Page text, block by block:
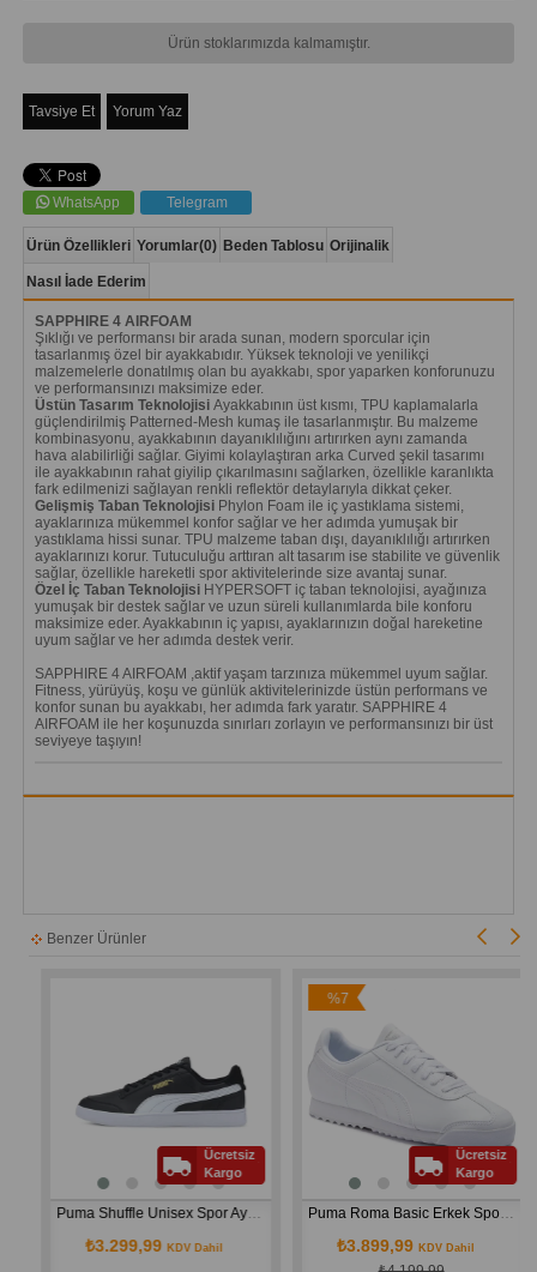
Ürün stoklarımızda kalmamıştır.
Tavsiye Et Yorum Yaz
WhatsApp Telegram
Ürün Özellikleri Yorumlar(0) Beden Tablosu Orijinalik
Nasıl İade Ederim
SAPPHIRE 4 AIRFOAM
Şıklığı ve performansı bir arada sunan, modern sporcular için
tasarlanmış özel bir ayakkabıdır. Yüksek teknoloji ve yenilikçi
malzemelerle donatılmış olan bu ayakkabı, spor yaparken konforunuzu
ve performansınızı maksimize eder.
Üstün Tasarım TeknolojisiAyakkabının üst kısmı, TPU kaplamalarla
güçlendirilmiş Patterned-Mesh kumaş ile tasarlanmıştır. Bu malzeme
kombinasyonu, ayakkabının dayanıklılığını artırırken aynı zamanda
hava alabilirliği sağlar. Giyimi kolaylaştıran arka Curved şekil tasarımı
ile ayakkabının rahat giyilip çıkarılmasını sağlarken, özellikle karanlıkta
fark edilmenizi sağlayan renkli reflektör detaylarıyla dikkat çeker.
Gelişmiş Taban TeknolojisiPhylon Foam ile iç yastıklama sistemi,
ayaklarınıza mükemmel konfor sağlar ve her adımda yumuşak bir
yastıklama hissi sunar. TPU malzeme taban dışı, dayanıklılığı artırırken
ayaklarınızı korur. Tutuculuğu arttıran alt tasarım ise stabilite ve güvenlik
sağlar, özellikle hareketli spor aktivitelerinde size avantaj sunar.
Özel İç Taban TeknolojisiHYPERSOFT iç taban teknolojisi, ayağınıza
yumuşak bir destek sağlar ve uzun süreli kullanımlarda bile konforu
maksimize eder. Ayakkabının iç yapısı, ayaklarınızın doğal hareketine
uyum sağlar ve her adımda destek verir.
SAPPHIRE 4 AIRFOAM ,aktif yaşam tarzınıza mükemmel uyum sağlar.
Fitness, yürüyüş, koşu ve günlük aktivitelerinizde üstün performans ve
konfor sunan bu ayakkabı, her adımda fark yaratır. SAPPHIRE 4
AIRFOAM ile her koşunuzda sınırları zorlayın ve performansınızı bir üst
seviyeye taşıyın!
Benzer Ürünler
Puma Shuffle Unisex Spor Ayakkabı 309668-04
₺3.299,99KDV Dahil
Ücretsiz
Kargo
Puma Roma Basic Erkek Spor Ayakkabı BEYAZ 35357221
₺3.899,99KDV Dahil
%7
Ücretsiz
Kargo